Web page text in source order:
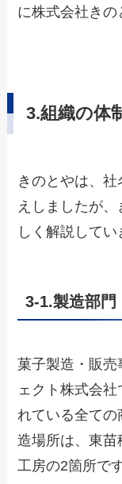
に株式会社きの
3.組織の体
きのとやは、
えしましたが
しく解説してい
3-1.製造部門
菓子製造・販売
ェクト株式会
れている全て
造場所は、東苗
工房の2箇所で